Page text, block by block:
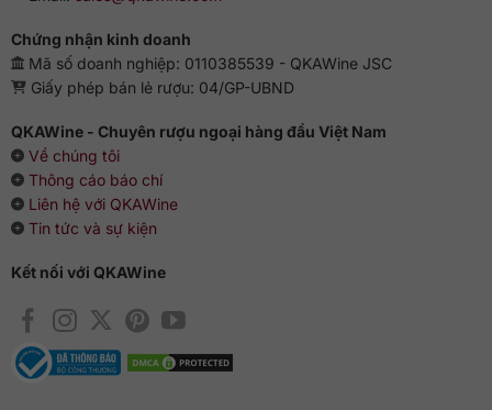
Chứng nhận kinh doanh
Mã số doanh nghiệp: 0110385539 - QKAWine JSC
Giấy phép bán lẻ rượu: 04/GP-UBND
QKAWine - Chuyên rượu ngoại hàng đầu Việt Nam
Về chúng tôi
Thông cáo báo chí
Liên hệ với QKAWine
Tin tức và sự kiện
Kết nối với QKAWine